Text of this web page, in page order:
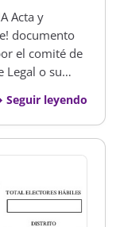
Acta y
documento
el comité de
Legal o su
Seguir leyendo